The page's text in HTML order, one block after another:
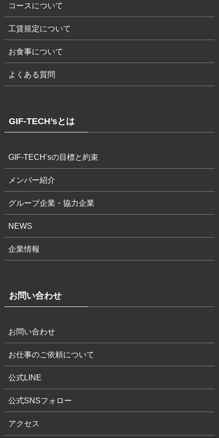
コースについて
工賃規定について
お食事について
よくある質問
GIF-TECH’sとは
GIF-TECH’sの目標と約束
メンバー紹介
グループ企業・協力企業
NEWS
企業情報
お問い合わせ
お問い合わせ
お仕事のご依頼について
公式LINE
公式SNSフォロー
アクセス